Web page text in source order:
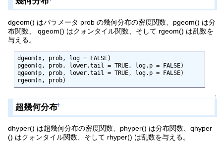
dgeom() はパラメータ prob の幾何分布の密度関数、pgeom() は分
布関数、 qgeom() はクォンタイル関数、そして rgeom() は乱数を
与える。
dgeom(x, prob, log = FALSE)
pgeom(q, prob, lower.tail = TRUE, log.p = FALSE)
qgeom(p, prob, lower.tail = TRUE, log.p = FALSE)
rgeom(n, prob)
↑
超幾何分布†
dhyper() は超幾何分布の密度関数、phyper() は分布関数、qhyper
() はクォンタイル関数、そして rhyper() は乱数を与える。